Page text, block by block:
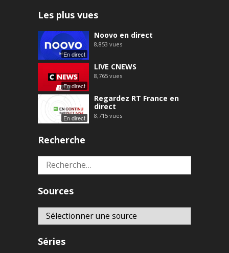
Les plus vues
En direct
Noovo en direct
8,853 vues
En direct
LIVE CNEWS
8,765 vues
En direct
Regardez RT France en
direct
8,715 vues
Recherche
Rechercher :
Sources
Séries